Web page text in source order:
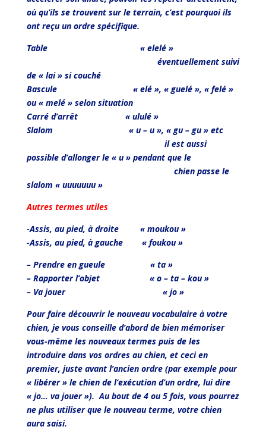
où qu’ils se trouvent sur le terrain, c’est pourquoi ils
ont reçu un ordre spécifique.
Table « elelé »
éventuellement suivi
de « lai » si couché
Bascule « elé », « guelé », « felé »
ou « melé » selon situation
Carré d’arrêt « ululé »
Slalom « u – u », « gu – gu » etc
il est aussi
possible d’allonger le « u » pendant que le
chien passe le
slalom « uuuuuuu »
Autres termes utiles
-Assis, au pied, à droite « moukou »
-Assis, au pied, à gauche « foukou »
– Prendre en gueule « ta »
– Rapporter l’objet « o – ta – kou »
– Va jouer « jo »
Pour faire découvrir le nouveau vocabulaire à votre
chien, je vous conseille d’abord de bien mémoriser
vous-même les nouveaux termes puis de les
introduire dans vos ordres au chien, et ceci en
premier, juste avant l’ancien ordre (par exemple pour
« libérer » le chien de l’exécution d’un ordre, lui dire
« jo… va jouer »). Au bout de 4 ou 5 fois, vous pourrez
ne plus utiliser que le nouveau terme, votre chien
aura saisi.